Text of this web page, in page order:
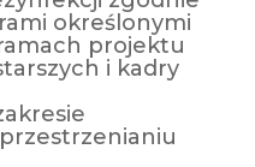
określonymi
projektu
i kadry